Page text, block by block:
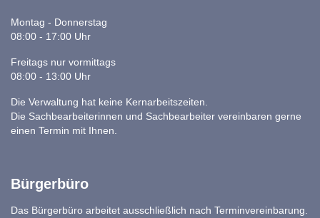
Montag - Donnerstag
08:00 - 17:00 Uhr
Freitags nur vormittags
08:00 - 13:00 Uhr
Die Verwaltung hat keine Kernarbeitszeiten.
Die Sachbearbeiterinnen und Sachbearbeiter vereinbaren gerne
einen Termin mit Ihnen.
Bürgerbüro
Das Bürgerbüro arbeitet ausschließlich nach Terminvereinbarung.